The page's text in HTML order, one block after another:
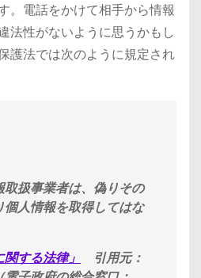
。電話をかけて相手から情報
法性がないように思うかもし
護法では次のように規定され
扱事業者は、偽りその
人情報を取得してはな
する法律」
引用元：